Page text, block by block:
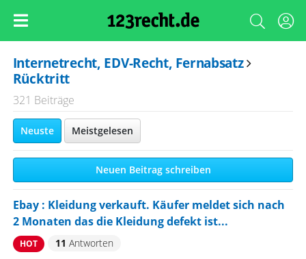
Internetrecht, EDV-Recht, Fernabsatz
Rücktritt
321 Beiträge
Neuste Meistgelesen
Neuen Beitrag schreiben
Ebay : Kleidung verkauft. Käufer meldet sich nach
2 Monaten das die Kleidung defekt ist...
HOT 11 Antworten